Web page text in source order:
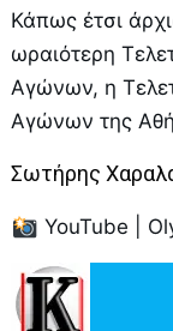
Κάπως έτσι
ωραιότερη
Αγώνων, η
Αγώνων της
Σωτήρης
YouTube |